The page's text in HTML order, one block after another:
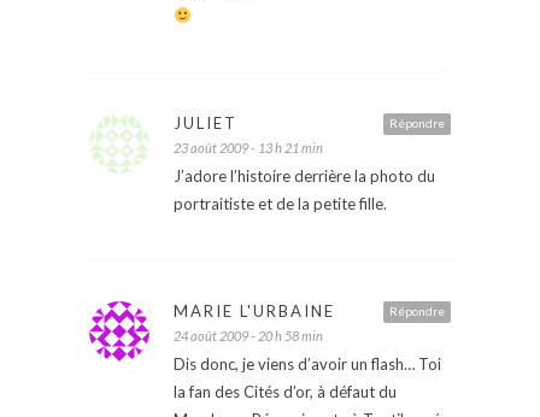
Répondre
JULIET
23 août 2009 - 13 h 21 min
J’adore l’histoire derrière la photo du
portraitiste et de la petite fille.
Répondre
MARIE L'URBAINE
24 août 2009 - 20 h 58 min
Dis donc, je viens d’avoir un flash… Toi
la fan des Cités d’or, à défaut du